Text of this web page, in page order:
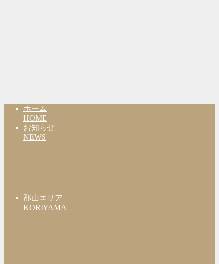
ホーム
HOME
お知らせ
NEWS
郡山エリア
KORIYAMA